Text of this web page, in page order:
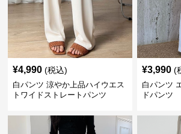
¥4,990 (税込)
白パンツ 涼やか上品ハイウエス
トワイドストレートパンツ
¥3,990 (
白パンツ
ドパンツ